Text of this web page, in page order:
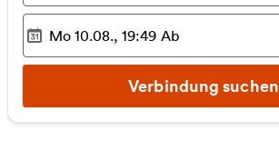
Ausgewählter Zeitpunkt
Mo 10.08., 19:49 Ab
Verbindung suchen